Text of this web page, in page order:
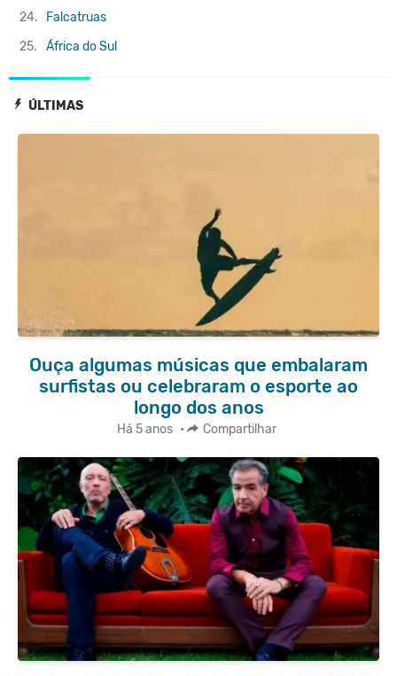
ÚLTIMAS
Ouça algumas músicas que embalaram
surfistas ou celebraram o esporte ao
longo dos anos
Há 5 anos • Compartilhar
24.
Falcatruas
25.
África do Sul